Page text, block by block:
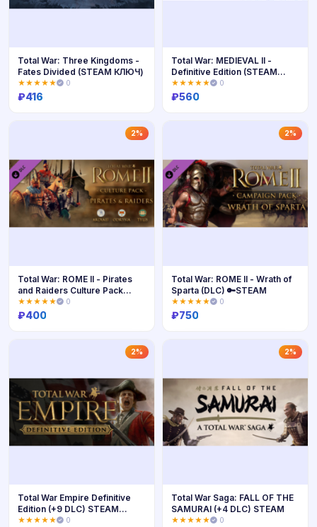
Total War: Three Kingdoms -
Fates Divided (STEAM КЛЮЧ)
★★★★★ 0
₽416
Total War: MEDIEVAL II -
Definitive Edition (STEAM
КЛЮЧ) МИР
★★★★★ 0
₽560
2%
Total War: ROME II - Pirates
and Raiders Culture Pack
STEAM КЛЮЧ
★★★★★ 0
₽400
2%
Total War: ROME II - Wrath of
Sparta (DLC) 🔑STEAM
★★★★★ 0
₽750
2%
Total War Empire Definitive
Edition (+9 DLC) STEAM
КЛЮЧ
★★★★★ 0
2%
Total War Saga: FALL OF THE
SAMURAI (+4 DLC) STEAM
★★★★★ 0